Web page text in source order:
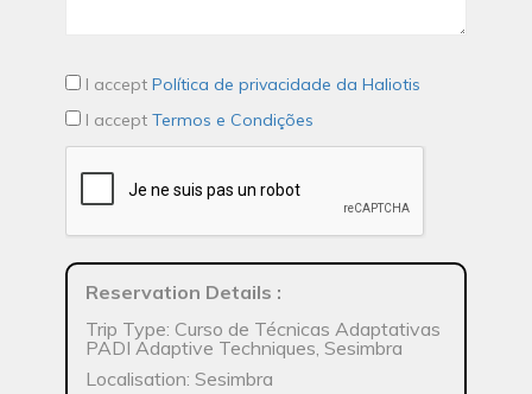
I accept Política de privacidade da Haliotis
I accept Termos e Condições
Reservation Details :
Trip Type: Curso de Técnicas Adaptativas
PADI Adaptive Techniques, Sesimbra
Localisation: Sesimbra